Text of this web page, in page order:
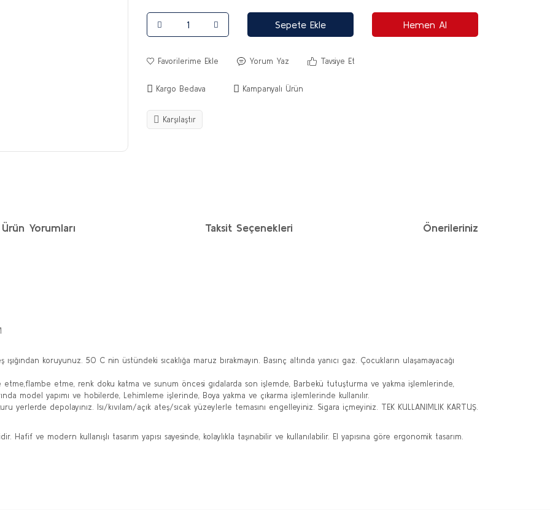
Sepete Ekle Hemen Al
Yorum Yaz Tavsiye Et
Kargo Bedava Kampanyalı Ürün
Karşılaştır
Ürün Yorumları Taksit Seçenekleri Önerileriniz
koruyunuz. 50 C nin üstündeki sıcaklığa maruz bırakmayın. Basınç altında yanıcı gaz. Çocukların ulaşamayacağı
etme,flambe etme, renk doku katma ve sunum öncesi gıdalarda son işlemde, Barbekü tutuşturma ve yakma işlemlerinde,
model yapımı ve hobilerde, Lehimleme işlerinde, Boya yakma ve çıkarma işlemlerinde kullanılır.
yerlerde depolayınız. Isı/kıvılam/açık ateş/sıcak yüzeylerle temasını engelleyiniz. Sigara içmeyiniz. TEK KULLANIMLIK KARTUŞ.
ve modern kullanışlı tasarım yapısı sayesinde, kolaylıkla taşınabilir ve kullanılabilir. El yapısına göre ergonomik tasarım.